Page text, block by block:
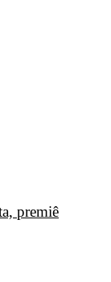
premiê